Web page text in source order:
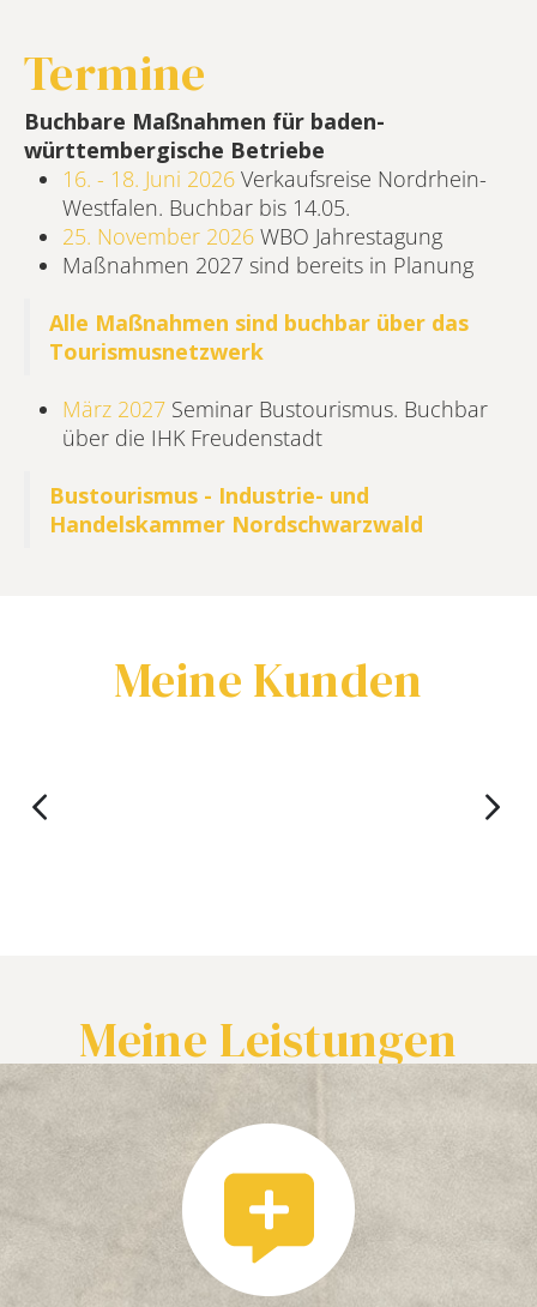
Termine
Buchbare Maßnahmen für baden-
württembergische Betriebe
16. - 18. Juni 2026 Verkaufsreise Nordrhein-
Westfalen. Buchbar bis 14.05.
25. November 2026 WBO Jahrestagung
Maßnahmen 2027 sind bereits in Planung
Alle Maßnahmen sind buchbar über das
Tourismusnetzwerk
März 2027 Seminar Bustourismus. Buchbar
über die IHK Freudenstadt
Bustourismus - Industrie- und
Handelskammer Nordschwarzwald
Meine Kunden
Meine Leistungen